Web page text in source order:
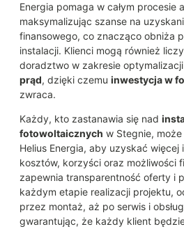
Energia pomaga w całym procesie
maksymalizując szanse na
finansowego, co znacząco obniża
instalacji. Klienci mogą również
doradztwo w zakresie
prąd, dzięki czemu inwestycja w
zwraca.
Każdy, kto zastanawia się nad
fotowoltaicznych w Stegnie, może
Helius Energia, aby uzyskać więcej
kosztów, korzyści oraz możliwości
zapewnia transparentność oferty i
każdym etapie realizacji projektu,
przez montaż, aż po serwis i
gwarantując, że każdy klient